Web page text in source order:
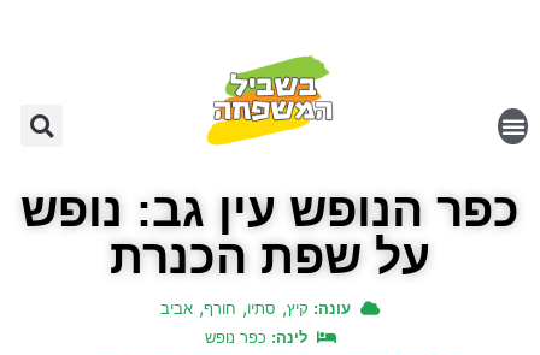
כפר הנופש עין גב: נופש
על שפת הכנרת
עונה: קיץ, סתיו, חורף, אביב
לינה: כפר נופש